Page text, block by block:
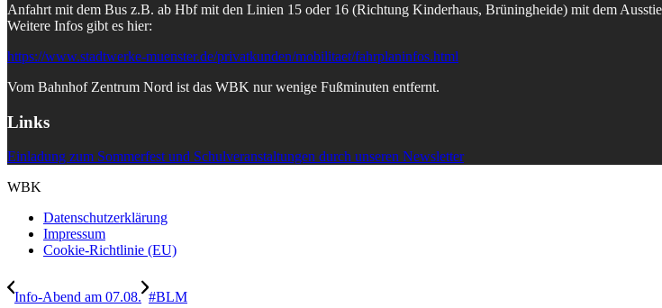
Anfahrt mit dem Bus z.B. ab Hbf mit den Linien 15 oder 16 (Richtung Kinderhaus, Brüningheide) mit dem
Weitere Infos gibt es hier:
https://www.stadtwerke-muenster.de/privatkunden/mobilitaet/fahrplaninfos.html
Vom Bahnhof Zentrum Nord ist das WBK nur wenige Fußminuten entfernt.
Links
Einladung zum Sommerfest und Schulveranstaltungen durch unseren Newsletter
WBK
Datenschutzerklärung
Impressum
Cookie-Richtlinie (EU)
Info-Abend am 07.08. #BLM